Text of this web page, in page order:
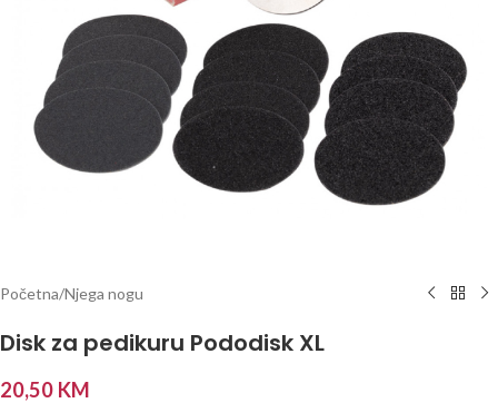
Početna/Njega nogu
Disk za pedikuru Pododisk XL
20,50 KM